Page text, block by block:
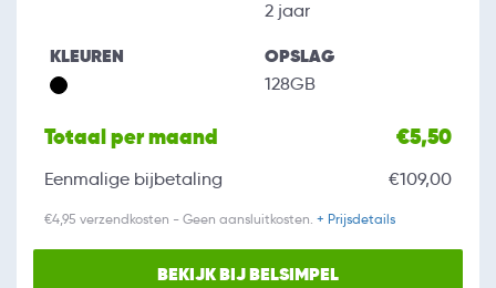
2 jaar
KLEUREN OPSLAG
128GB
Totaal per maand €5,50
Eenmalige bijbetaling €109,00
€4,95 verzendkosten - Geen aansluitkosten. + Prijsdetails
BEKIJK BIJ BELSIMPEL